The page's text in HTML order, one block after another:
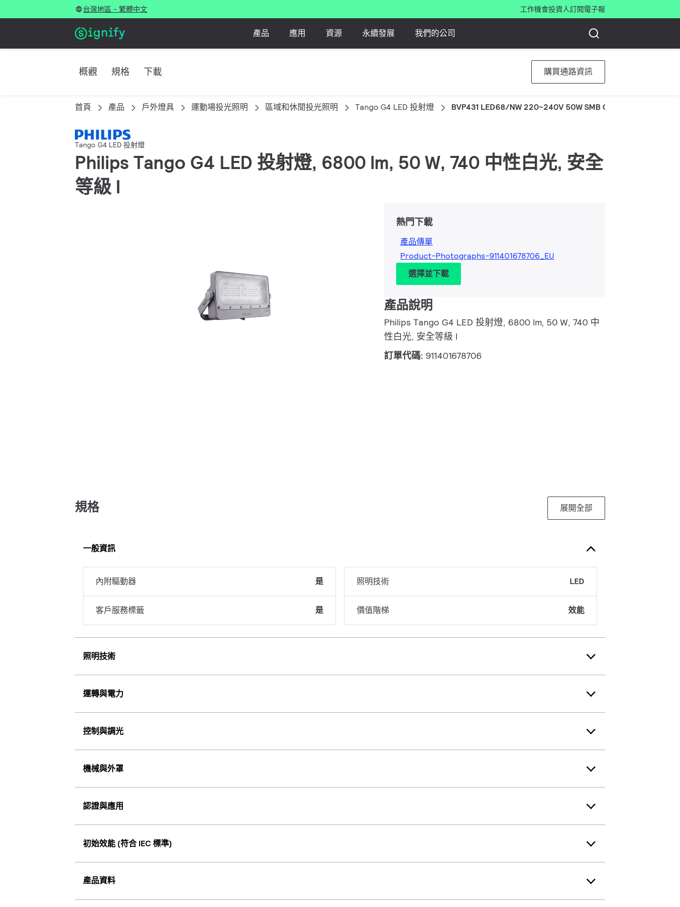
台灣地區 - 繁體中文 工作機會投資人訂閱電子報
產品 應用 資源 永續發展 我們的公司
概觀 規格 下載 購買通路資訊
首頁 產品 戶外燈具 運動場投光照明 區域和休閒投光照明 Tango G4 LED 投射燈 BVP431 LED68/NW 220~240V 50W SMB GC
Tango G4 LED 投射燈
Philips Tango G4 LED 投射燈, 6800 lm, 50 W, 740 中性白光, 安全
等級 I
熱門下載
產品傳單
Product-Photographs-911401678706_EU
選擇並下載
產品說明
Philips Tango G4 LED 投射燈, 6800 lm, 50 W, 740 中
性白光, 安全等級 I
訂單代碼: 911401678706
規格 展開全部
一般資訊
內附驅動器 是
客戶服務標籤 是
照明技術 LED
價值階梯 效能
照明技術
運轉與電力
控制與調光
機械與外罩
認證與應用
初始效能 (符合 IEC 標準)
產品資料